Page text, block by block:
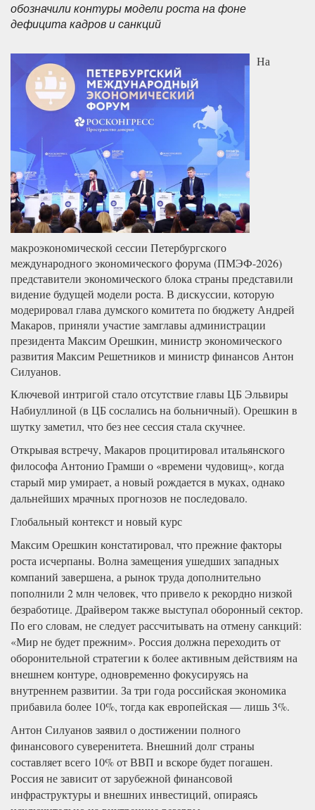
обозначили контуры модели роста на фоне
дефицита кадров и санкций
На
макроэкономической сессии Петербургского
международного экономического форума (ПМЭФ-2026)
представители экономического блока страны представили
видение будущей модели роста. В дискуссии, которую
модерировал глава думского комитета по бюджету Андрей
Макаров, приняли участие замглавы администрации
президента Максим Орешкин, министр экономического
развития Максим Решетников и министр финансов Антон
Силуанов.
Ключевой интригой стало отсутствие главы ЦБ Эльвиры
Набиуллиной (в ЦБ сослались на больничный). Орешкин в
шутку заметил, что без нее сессия стала скучнее.
Открывая встречу, Макаров процитировал итальянского
философа Антонио Грамши о «времени чудовищ», когда
старый мир умирает, а новый рождается в муках, однако
дальнейших мрачных прогнозов не последовало.
Глобальный контекст и новый курс
Максим Орешкин констатировал, что прежние факторы
роста исчерпаны. Волна замещения ушедших западных
компаний завершена, а рынок труда дополнительно
пополнили 2 млн человек, что привело к рекордно низкой
безработице. Драйвером также выступал оборонный сектор.
По его словам, не следует рассчитывать на отмену санкций:
«Мир не будет прежним». Россия должна переходить от
оборонительной стратегии к более активным действиям на
внешнем контуре, одновременно фокусируясь на
внутреннем развитии. За три года российская экономика
прибавила более 10%, тогда как европейская — лишь 3%.
Антон Силуанов заявил о достижении полного
финансового суверенитета. Внешний долг страны
составляет всего 10% от ВВП и вскоре будет погашен.
Россия не зависит от зарубежной финансовой
инфраструктуры и внешних инвестиций, опираясь